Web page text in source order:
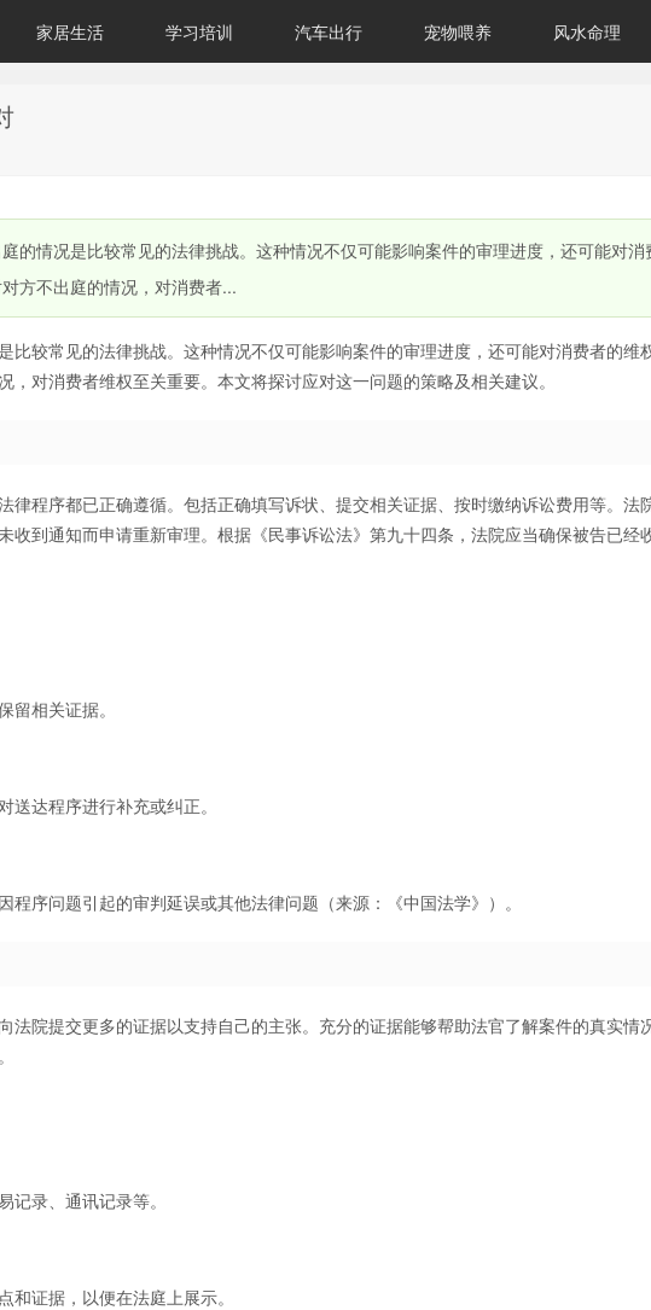
家居生活 学习培训 汽车出行 宠物喂养 风水命理
的情况是比较常见的法律挑战。这种情况不仅可能影响案件的审理进度，还可能对消
方不出庭的情况，对消费者...
比较常见的法律挑战。这种情况不仅可能影响案件的审理进度，还可能对消费者的维
对消费者维权至关重要。本文将探讨应对这一问题的策略及相关建议。
律程序都已正确遵循。包括正确填写诉状、提交相关证据、按时缴纳诉讼费用等。法
收到通知而申请重新审理。根据《民事诉讼法》第九十四条，法院应当确保被告已经
留相关证据。
达程序进行补充或纠正。
序问题引起的审判延误或其他法律问题（来源：《中国法学》）。
法院提交更多的证据以支持自己的主张。充分的证据能够帮助法官了解案件的真实情
录、通讯记录等。
证据，以便在法庭上展示。